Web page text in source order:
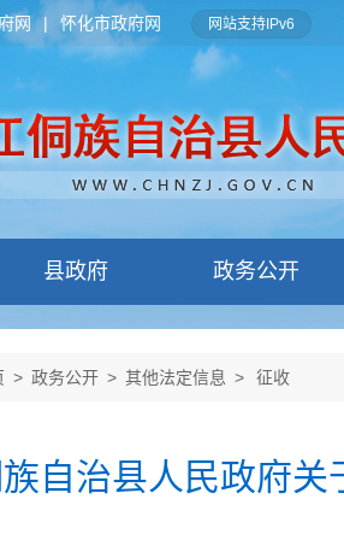
网 | 怀化市政府网 网站支持IPv6
县政府 政务公开
> 政务公开 > 其他法定信息 > 征收
自治县人民政府